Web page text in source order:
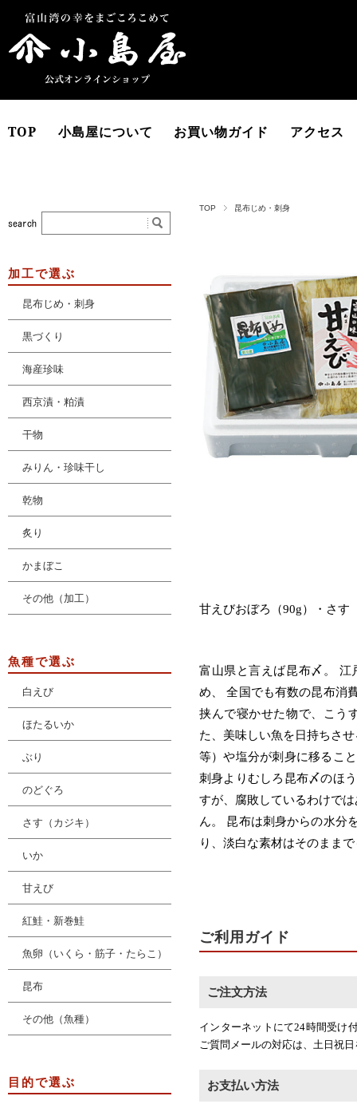
TOP 小島屋について お買い物ガイド アクセス
TOP 昆布じめ・刺身
甘えびおぼろ（90g）・さす
富山県と言えば昆布〆。 江
め、 全国でも有数の昆布消
挟んで寝かせた物で、こう
た、美味しい魚を日持ちさ
等）や塩分が刺身に移るこ
刺身よりむしろ昆布〆のほ
すが、腐敗しているわけで
ん。 昆布は刺身からの水分
り、淡白な素材はそのまま
ご利用ガイド
ご注文方法
インターネットにて24時間受け
ご質問メールの対応は、土日祝
お支払い方法
加工で選ぶ
昆布じめ・刺身
黒づくり
海産珍味
西京漬・粕漬
干物
みりん・珍味干し
乾物
炙り
かまぼこ
その他（加工）
魚種で選ぶ
白えび
ほたるいか
ぶり
のどぐろ
さす（カジキ）
いか
甘えび
紅鮭・新巻鮭
魚卵（いくら・筋子・たらこ）
昆布
その他（魚種）
目的で選ぶ